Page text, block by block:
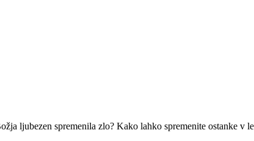
ljubezen spremenila zlo? Kako lahko spremenite ostanke v